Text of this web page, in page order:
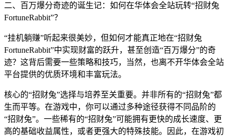
二、百万爆分奇迹的诞生记：如何在华体会全站玩转“招财兔
FortuneRabbit”？
“挂机躺赚”听起来很美妙，但如何才能真正地在“招财兔
FortuneRabbit”中实现财富的跃升，甚至创造“百万爆分”的奇
迹？这背后需要一些策略和技巧，当然，也离不开华体会全站
平台提供的优质环境和丰富玩法。
核心的“招财兔”选择与培养至关重要。并非所有的“招财兔”都
生而平等。在游戏中，你可以通过多种途径获得不同品阶的
“招财兔”。一些稀有的“招财兔”可能拥有更快的成长速度、更
高的基础收益属性，或者更强大的特殊技能。因此，在游戏初